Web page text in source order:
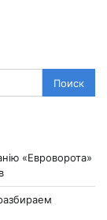
«Евроворота»